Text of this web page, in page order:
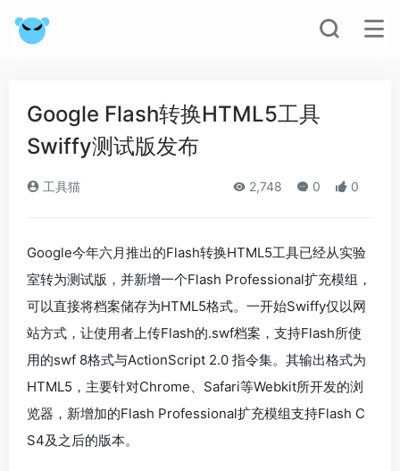
Google Flash转换HTML5工具
Swiffy测试版发布
工具猫 2,748 0 0
Google今年六月推出的Flash转换HTML5工具已经从实验
室转为测试版，并新增一个Flash Professional扩充模组，
可以直接将档案储存为HTML5格式。一开始Swiffy仅以网
站方式，让使用者上传Flash的.swf档案，支持Flash所使
用的swf 8格式与ActionScript 2.0 指令集。其输出格式为
HTML5，主要针对Chrome、Safari等Webkit所开发的浏
览器，新增加的Flash Professional扩充模组支持Flash C
S4及之后的版本。